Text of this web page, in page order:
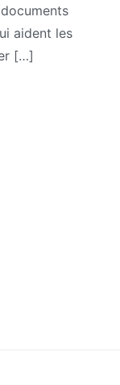
aident les
[…]